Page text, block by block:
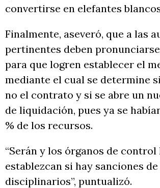
convertirse en elefantes
Finalmente, aseveró, que a las
pertinentes deben
para que logren establecer el
mediante el cual se determine
no el contrato y si se abre un
de liquidación, pues ya se
% de los recursos.
“Serán y los órganos de control
establezcan si hay sanciones
disciplinarios”, puntualizó.